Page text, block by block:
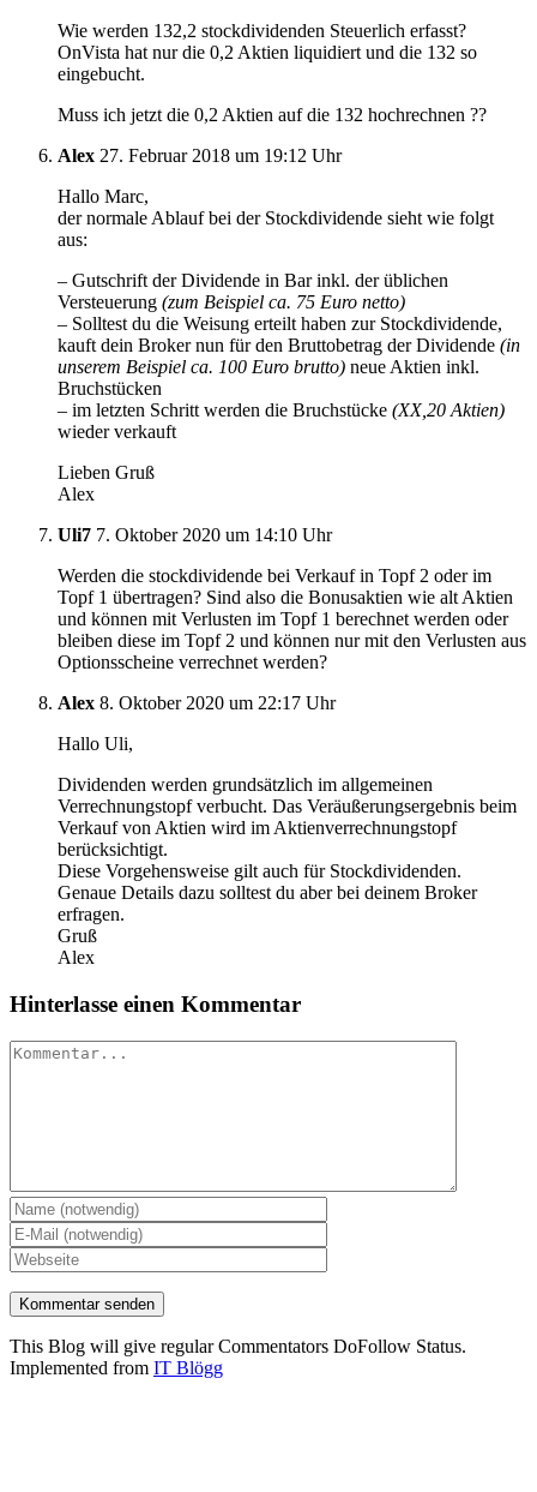
Wie werden 132,2 stockdividenden Steuerlich erfasst?
OnVista hat nur die 0,2 Aktien liquidiert und die 132 so
eingebucht.
Muss ich jetzt die 0,2 Aktien auf die 132 hochrechnen ??
Alex 27. Februar 2018 um 19:12 Uhr
Hallo Marc,
der normale Ablauf bei der Stockdividende sieht wie folgt
aus:
– Gutschrift der Dividende in Bar inkl. der üblichen
Versteuerung (zum Beispiel ca. 75 Euro netto)
– Solltest du die Weisung erteilt haben zur Stockdividende,
kauft dein Broker nun für den Bruttobetrag der Dividende (in
unserem Beispiel ca. 100 Euro brutto) neue Aktien inkl.
Bruchstücken
– im letzten Schritt werden die Bruchstücke (XX,20 Aktien)
wieder verkauft
Lieben Gruß
Alex
Uli7 7. Oktober 2020 um 14:10 Uhr
Werden die stockdividende bei Verkauf in Topf 2 oder im
Topf 1 übertragen? Sind also die Bonusaktien wie alt Aktien
und können mit Verlusten im Topf 1 berechnet werden oder
bleiben diese im Topf 2 und können nur mit den Verlusten aus
Optionsscheine verrechnet werden?
Alex 8. Oktober 2020 um 22:17 Uhr
Hallo Uli,
Dividenden werden grundsätzlich im allgemeinen
Verrechnungstopf verbucht. Das Veräußerungsergebnis beim
Verkauf von Aktien wird im Aktienverrechnungstopf
berücksichtigt.
Diese Vorgehensweise gilt auch für Stockdividenden.
Genaue Details dazu solltest du aber bei deinem Broker
erfragen.
Gruß
Alex
Hinterlasse einen Kommentar
Kommentar
This Blog will give regular Commentators DoFollow Status.
Implemented from IT Blögg